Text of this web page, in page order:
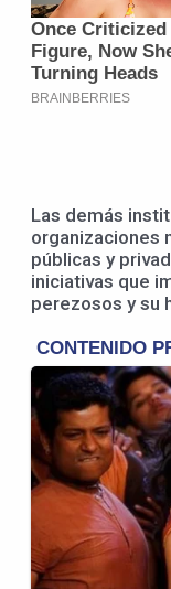
Las demás
organizaciones
públicas y
iniciativas que
perezosos y su